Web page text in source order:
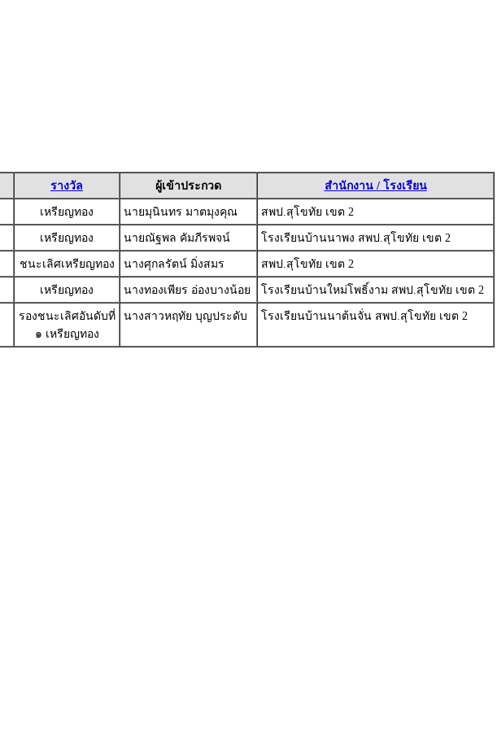
รางวัล ผู้เข้าประกวด
สำนักงาน / โรงเรียน
เหรียญทอง นายมุนินทร มาตมุงคุณ
สพป.สุโขทัย เขต 2
เหรียญทอง นายณัฐพล คัมภีรพจน์
โรงเรียนบ้านนาพง สพป.สุโขทัย เขต 2
ชนะเลิศเหรียญทอง นางศุกลรัตน์ มิ่งสมร
สพป.สุโขทัย เขต 2
เหรียญทอง นางทองเพียร อ่องบางน้อย
โรงเรียนบ้านใหม่โพธิ์งาม สพป.สุโขทัย เขต 2
รองชนะเลิศอันดับที่
๑ เหรียญทอง
นางสาวหฤทัย บุญประดับ โรงเรียนบ้านนาต้นจั่น สพป.สุโขทัย เขต 2